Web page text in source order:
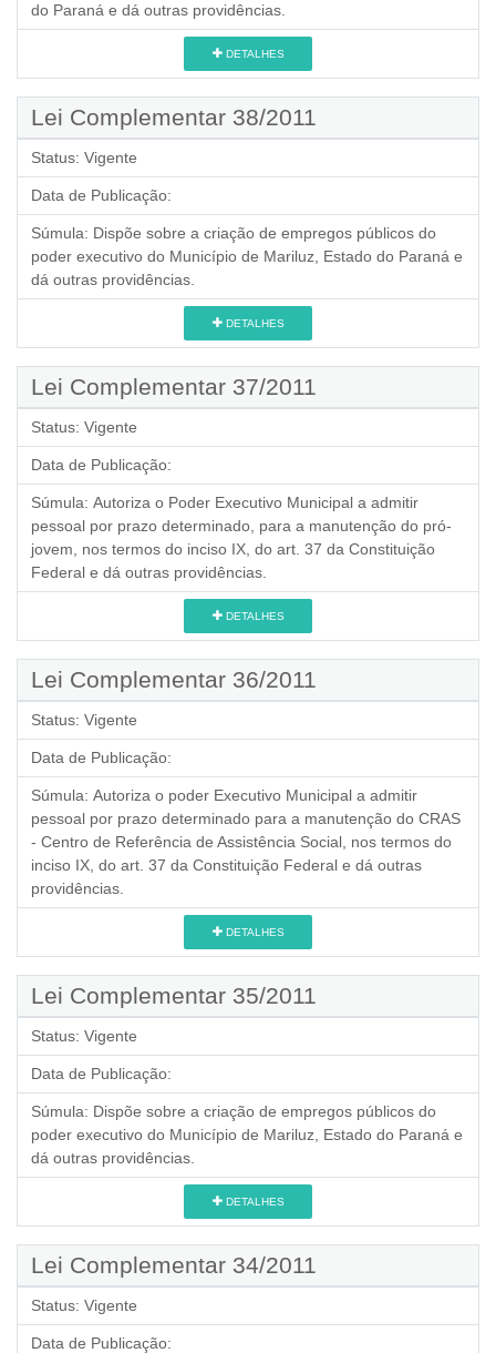
do Paraná e dá outras providências.
DETALHES
Lei Complementar 38/2011
Status: Vigente
Data de Publicação:
Súmula: Dispõe sobre a criação de empregos públicos do
poder executivo do Município de Mariluz, Estado do Paraná e
dá outras providências.
DETALHES
Lei Complementar 37/2011
Status: Vigente
Data de Publicação:
Súmula: Autoriza o Poder Executivo Municipal a admitir
pessoal por prazo determinado, para a manutenção do pró-
jovem, nos termos do inciso IX, do art. 37 da Constituição
Federal e dá outras providências.
DETALHES
Lei Complementar 36/2011
Status: Vigente
Data de Publicação:
Súmula: Autoriza o poder Executivo Municipal a admitir
pessoal por prazo determinado para a manutenção do CRAS
- Centro de Referência de Assistência Social, nos termos do
inciso IX, do art. 37 da Constituição Federal e dá outras
providências.
DETALHES
Lei Complementar 35/2011
Status: Vigente
Data de Publicação:
Súmula: Dispõe sobre a criação de empregos públicos do
poder executivo do Município de Mariluz, Estado do Paraná e
dá outras providências.
DETALHES
Lei Complementar 34/2011
Status: Vigente
Data de Publicação: